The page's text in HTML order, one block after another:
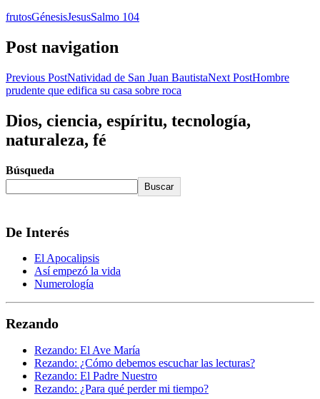
frutosGénesisJesusSalmo 104
Post navigation
Previous PostNatividad de San Juan BautistaNext PostHombre
prudente que edifica su casa sobre roca
Dios, ciencia, espíritu, tecnología,
naturaleza, fé
Búsqueda
Buscar
De Interés
El Apocalipsis
Así empezó la vida
Numerología
Rezando
Rezando: El Ave María
Rezando: ¿Cómo debemos escuchar las lecturas?
Rezando: El Padre Nuestro
Rezando: ¿Para qué perder mi tiempo?